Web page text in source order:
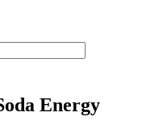
Energy